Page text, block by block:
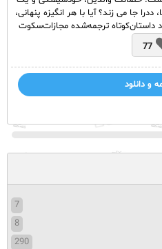
جا می زند؟ آیا با هر انگیزه پنهانی،
داستان‌کوتاه ترجمه‌شده مجازات‌سکوت
77
و دانلود
7
8
290